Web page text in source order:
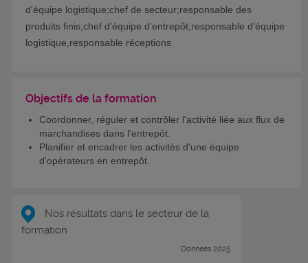
d'équipe logistique;chef de secteur;responsable des
produits finis;chef d'équipe d'entrepôt,responsable d'équipe
logistique,responsable réceptions
Objectifs de la formation
Coordonner, réguler et contrôler l'activité liée aux flux de
marchandises dans l'entrepôt.
Planifier et encadrer les activités d'une équipe
d'opérateurs en entrepôt.
Nos résultats dans le secteur de la
formation
Données 2025